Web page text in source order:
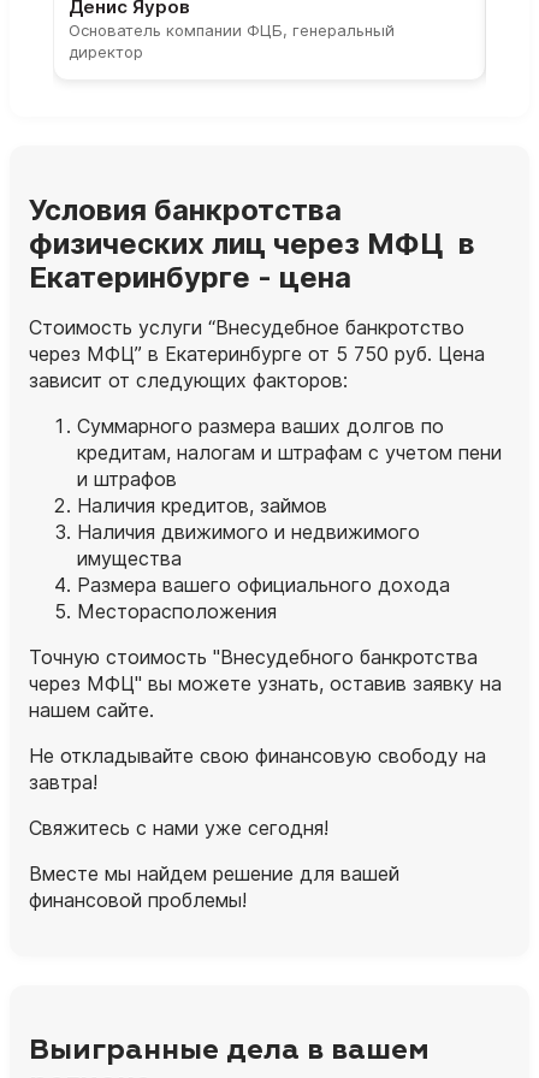
Денис Яуров
Основатель компании ФЦБ, генеральный
директор
Условия банкротства
физических лиц через МФЦ в
Екатеринбурге - цена
Стоимость услуги “Внесудебное банкротство
через МФЦ” в Екатеринбурге от 5 750 руб. Цена
зависит от следующих факторов:
Суммарного размера ваших долгов по
кредитам, налогам и штрафам с учетом пени
и штрафов
Наличия кредитов, займов
Наличия движимого и недвижимого
имущества
Размера вашего официального дохода
Месторасположения
Точную стоимость "Внесудебного банкротства
через МФЦ" вы можете узнать, оставив заявку на
нашем сайте.
Не откладывайте свою финансовую свободу на
завтра!
Свяжитесь с нами уже сегодня!
Вместе мы найдем решение для вашей
финансовой проблемы!
Выигранные дела в вашем